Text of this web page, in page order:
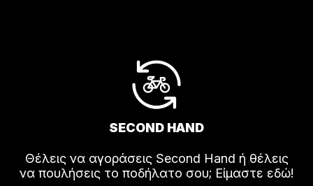
SECOND HAND
Θέλεις να αγοράσεις Second Hand ή θέλεις
να πουλήσεις το ποδήλατο σου; Είμαστε εδώ!